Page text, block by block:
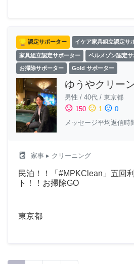
認定サポーター イケア家具組立認定サ
家具組立認定サポーター ベルメゾン認定
お掃除サポーター Gold サポーター
ゆうやクリー
男性 / 40代 / 東京都
sentiment_satisfied 150 sentiment_neutral 1 sentiment_dissatisfied 0
メッセージ平均返信時
local_laundry_service 家事 ▸ クリーニング
民泊！！「#MPKClean」五回
ト！！お掃除GO
東京都